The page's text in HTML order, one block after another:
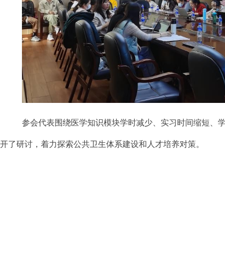
参会代表围绕医学知识模块学时减少、实习时间缩短、
开了研讨，着力探索公共卫生体系建设和人才培养对策。